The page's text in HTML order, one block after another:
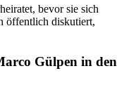
bevor sie sich
öffentlich diskutiert,
Gülpen in den